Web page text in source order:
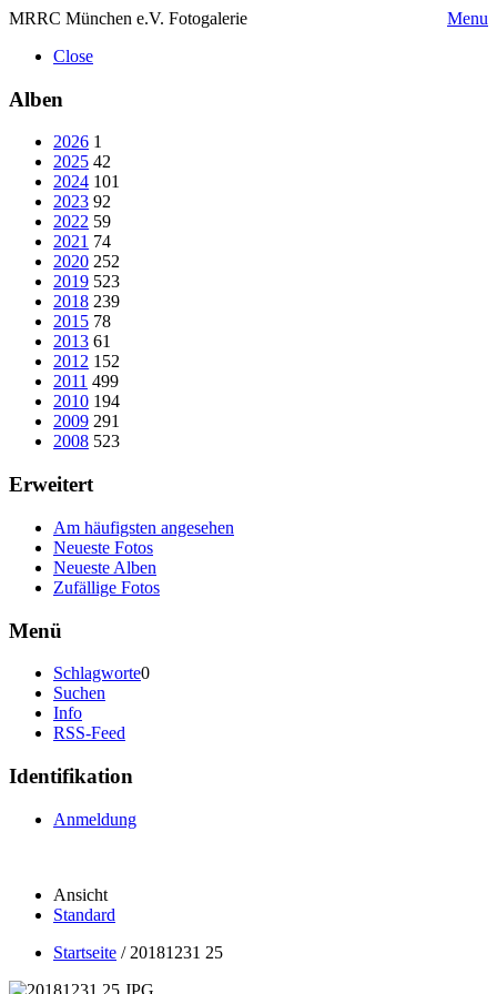
MRRC München e.V. Fotogalerie
Menu
Close
Alben
2026 1
2025 42
2024 101
2023 92
2022 59
2021 74
2020 252
2019 523
2018 239
2015 78
2013 61
2012 152
2011 499
2010 194
2009 291
2008 523
Erweitert
Am häufigsten angesehen
Neueste Fotos
Neueste Alben
Zufällige Fotos
Menü
Schlagworte0
Suchen
Info
RSS-Feed
Identifikation
Anmeldung
Ansicht
Standard
Startseite / 20181231 25